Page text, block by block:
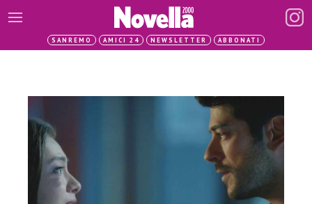
SANREMO AMICI 24 NEWSLETTER ABBONATI